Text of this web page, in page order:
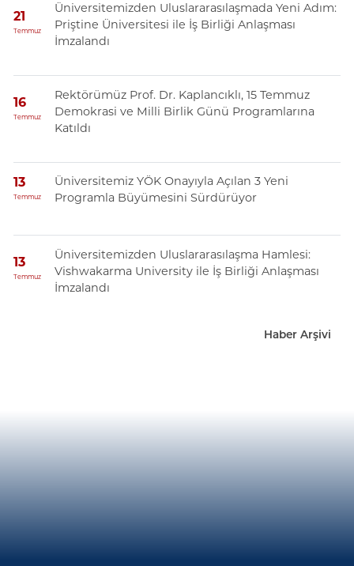
21
Temmuz
Üniversitemizden Uluslararasılaşmada Yeni Adım:
Priştine Üniversitesi ile İş Birliği Anlaşması
İmzalandı
16
Temmuz
Rektörümüz Prof. Dr. Kaplancıklı, 15 Temmuz
Demokrasi ve Milli Birlik Günü Programlarına
Katıldı
13
Temmuz
Üniversitemiz YÖK Onayıyla Açılan 3 Yeni
Programla Büyümesini Sürdürüyor
13
Temmuz
Üniversitemizden Uluslararasılaşma Hamlesi:
Vishwakarma University ile İş Birliği Anlaşması
İmzalandı
Haber Arşivi